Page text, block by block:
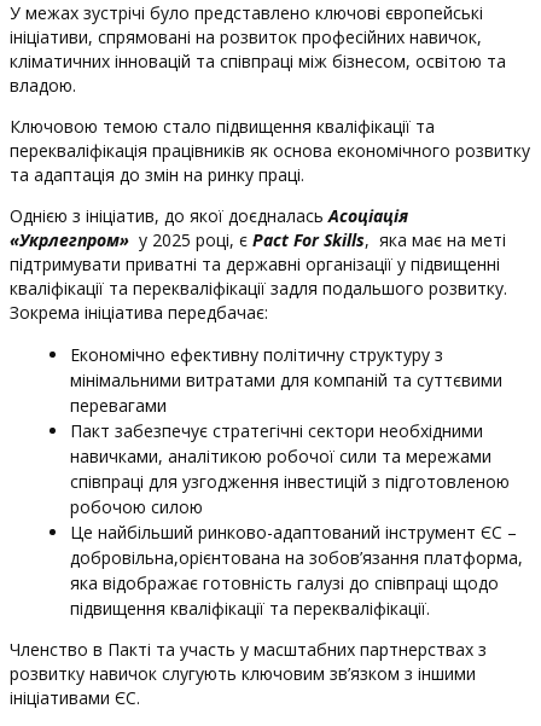
У межах зустрічі було представлено ключові європейські
ініціативи, спрямовані на розвиток професійних навичок,
кліматичних інновацій та співпраці між бізнесом, освітою та
владою.
Ключовою темою стало підвищення кваліфікації та
перекваліфікація працівників як основа економічного розвитку
та адаптація до змін на ринку праці.
Однією з ініціатив, до якої доєдналасьАсоціація
«Укрлегпром» у 2025 році, є Pact For Skills, яка має на меті
підтримувати приватні та державні організації у підвищенні
кваліфікації та перекваліфікації задля подальшого розвитку.
Зокрема ініціатива передбачає:
Економічно ефективну політичну структуру з
мінімальними витратами для компаній та суттєвими
перевагами
Пакт забезпечує стратегічні сектори необхідними
навичками, аналітикою робочої сили та мережами
співпраці для узгодження інвестицій з підготовленою
робочою силою
Це найбільший ринково-адаптований інструмент ЄС –
добровільна,орієнтована на зобов’язання платформа,
яка відображає готовність галузі до співпраці щодо
підвищення кваліфікації та перекваліфікації.
Членство в Пакті та участь у масштабних партнерствах з
розвитку навичок слугують ключовим зв’язком з іншими
ініціативами ЄС.